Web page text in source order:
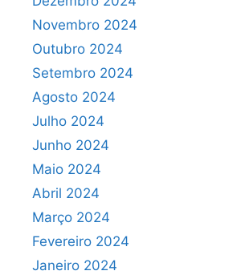
Novembro 2024
Outubro 2024
Setembro 2024
Agosto 2024
Julho 2024
Junho 2024
Maio 2024
Abril 2024
Março 2024
Fevereiro 2024
Janeiro 2024